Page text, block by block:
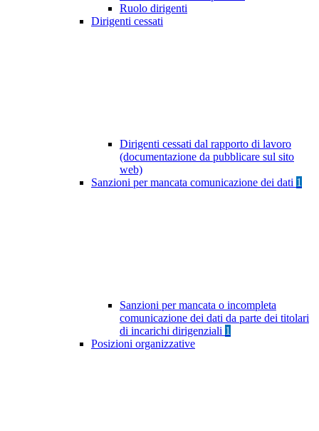
Ruolo dirigenti
Dirigenti cessati
Dirigenti cessati dal rapporto di lavoro
(documentazione da pubblicare sul sito
web)
Sanzioni per mancata comunicazione dei dati 1
Sanzioni per mancata o incompleta
comunicazione dei dati da parte dei titolari
di incarichi dirigenziali 1
Posizioni organizzative